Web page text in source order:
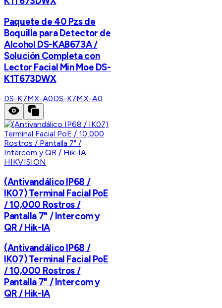
Paquete de 40 Pzs de
Boquilla para Detector de
Alcohol DS-KAB673A /
Solución Completa con
Lector Facial Min Moe DS-
K1T673DWX
DS-K7MX-A0DS-K7MX-A0
HIKVISION
(Antivandálico IP68 /
IK07) Terminal Facial PoE
/ 10,000 Rostros /
Pantalla 7" / Intercom y
QR / Hik-IA
(Antivandálico IP68 /
IK07) Terminal Facial PoE
/ 10,000 Rostros /
Pantalla 7" / Intercom y
QR / Hik-IA